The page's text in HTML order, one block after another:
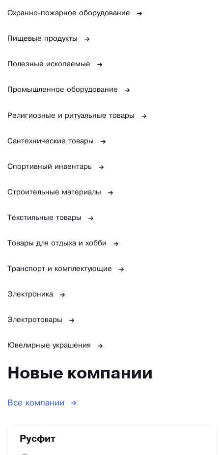
Охранно-пожарное оборудование
Пищевые продукты
Полезные ископаемые
Промышленное оборудование
Религиозные и ритуальные товары
Сантехнические товары
Спортивный инвентарь
Строительные материалы
Текстильные товары
Товары для отдыха и хобби
Транспорт и комплектующие
Электроника
Электротовары
Ювелирные украшения
Новые компании
Все компании
Русфит